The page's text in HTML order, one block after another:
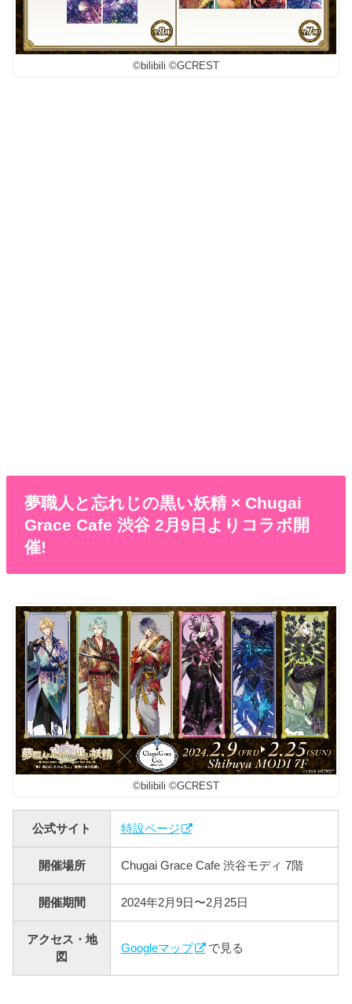
©bilibili ©GCREST
夢職人と忘れじの黒い妖精 × Chugai
Grace Cafe 渋谷 2月9日よりコラボ開
催!
©bilibili ©GCREST
公式サイト 特設ページ
開催場所 Chugai Grace Cafe 渋谷モディ 7階
開催期間 2024年2月9日〜2月25日
アクセス・地
図
Googleマップ で見る